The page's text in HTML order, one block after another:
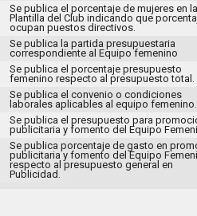
Se publica el porcentaje de mujeres en la
Plantilla del Club indicando que
ocupan puestos directivos.
Se publica la partida presupuestaria
correspondiente al Equipo femenino
Se publica el porcentaje presupuesto
femenino respecto al presupuesto total.
Se publica el convenio o condiciones
laborales aplicables al equipo femenino.
Se publica el presupuesto para
publicitaria y fomento del Equipo
Se publica porcentaje de gasto en
publicitaria y fomento del Equipo
respecto al presupuesto general en
Publicidad.